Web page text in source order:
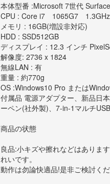
本体型番 :Microsoft 7世代
CPU : Core i7 1065G7 1.3GHz
メモリ : 16GB(増設非対応)
HDD : SSD512GB
ディスプレイ : 12.3 インチ
解像度: 2736 x 1824
無線LAN : 有
重量 : 約770g
OS :Windows10 Pro または
付属品 電源アダプター、新品日
ーペン(社外製)、7-in-1マルチUSB
商品の状態
良品:小キズや擦れなどはありま
れいです。
動作は勿論快適品!是非ご検討くだ